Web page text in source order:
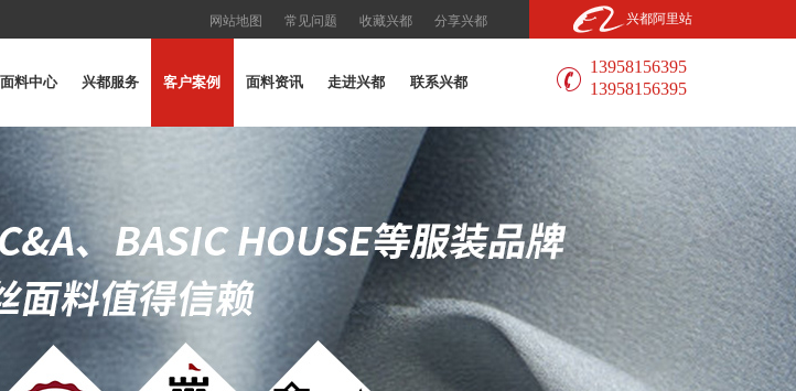
兴都阿里站
网站地图 常见问题 收藏兴都 分享兴都
面料中心 兴都服务 客户案例 面料资讯 走进兴都 联系兴都
13958156395
13958156395